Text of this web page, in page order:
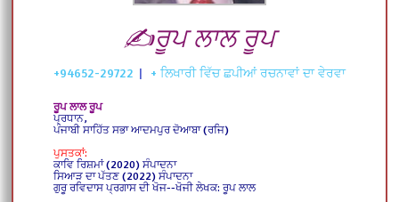
✍️ਰੂਪ ਲਾਲ ਰੂਪ
+94652-29722 | + ਲਿਖਾਰੀ ਵਿੱਚ ਛਪੀਆਂ ਰਚਨਾਵਾਂ ਦਾ ਵੇਰਵਾ
ਰੂਪ ਲਾਲ ਰੂਪ
ਪ੍ਰਧਾਨ,
ਪੰਜਾਬੀ ਸਾਹਿੱਤ ਸਭਾ ਆਦਮਪੁਰ ਦੋਆਬਾ (ਰਜਿ)
ਪੁਸਤਕਾਂ:
ਕਾਵਿ ਰਿਸ਼ਮਾਂ (2020) ਸੰਪਾਦਨਾ
ਸਿਆੜ ਦਾ ਪੱਤਣ (2022) ਸੰਪਾਦਨਾ
ਗੁਰੂ ਰਵਿਦਾਸ ਪ੍ਰਗਾਸ ਦੀ ਖੋਜ--ਖੋਜੀ ਲੇਖਕ: ਰੂਪ ਲਾਲ